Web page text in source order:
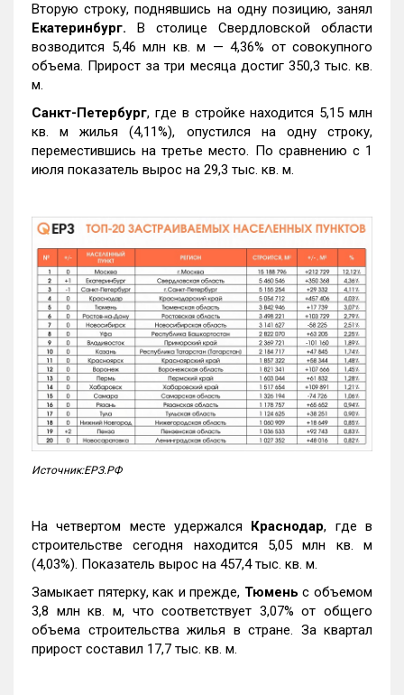
Вторую строку, поднявшись на одну позицию, занял
Екатеринбург. В столице Свердловской области
возводится 5,46 млн кв. м — 4,36% от совокупного
объема. Прирост за три месяца достиг 350,3 тыс. кв.
м.
Санкт-Петербург, где в стройке находится 5,15 млн
кв. м жилья (4,11%), опустился на одну строку,
переместившись на третье место. По сравнению с 1
июля показатель вырос на 29,3 тыс. кв. м.
Источник:ЕРЗ.РФ
На четвертом месте удержался Краснодар, где в
строительстве сегодня находится 5,05 млн кв. м
(4,03%). Показатель вырос на 457,4 тыс. кв. м.
Замыкает пятерку, как и прежде, Тюмень с объемом
3,8 млн кв. м, что соответствует 3,07% от общего
объема строительства жилья в стране. За квартал
прирост составил 17,7 тыс. кв. м.